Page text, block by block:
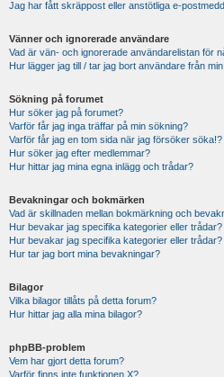
Jag har fått skräppost eller anstötliga e-
Vänner och ignorerade användare
Vad är vän- och ignorerade användarelistan för
Hur lägger jag till / tar jag bort användare från
Sökning på forumet
Hur söker jag på forumet?
Varför får jag inga träffar på min sökning?
Varför får jag en tom sida när jag försöker söka!?
Hur söker jag efter medlemmar?
Hur hittar jag mina egna inlägg och trådar?
Bevakningar och bokmärken
Vad är skillnaden mellan bokmärkning och
Hur bevakar jag specifika kategorier eller trådar?
Hur bevakar jag specifika kategorier eller trådar?
Hur tar jag bort mina bevakningar?
Bilagor
Vilka bilagor tillåts på detta forum?
Hur hittar jag alla mina bilagor?
phpBB-problem
Vem har gjort detta forum?
Varför finns inte funktionen X?